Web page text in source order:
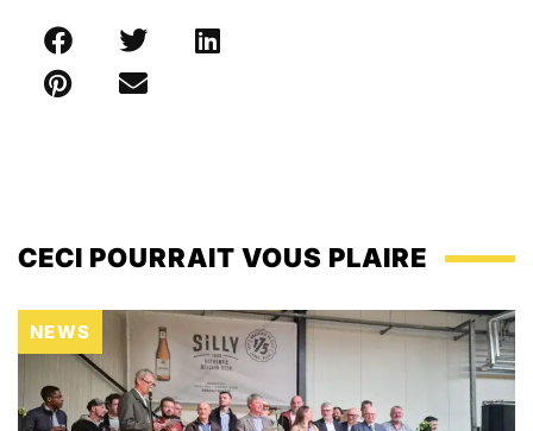
CECI POURRAIT VOUS PLAIRE
NEWS